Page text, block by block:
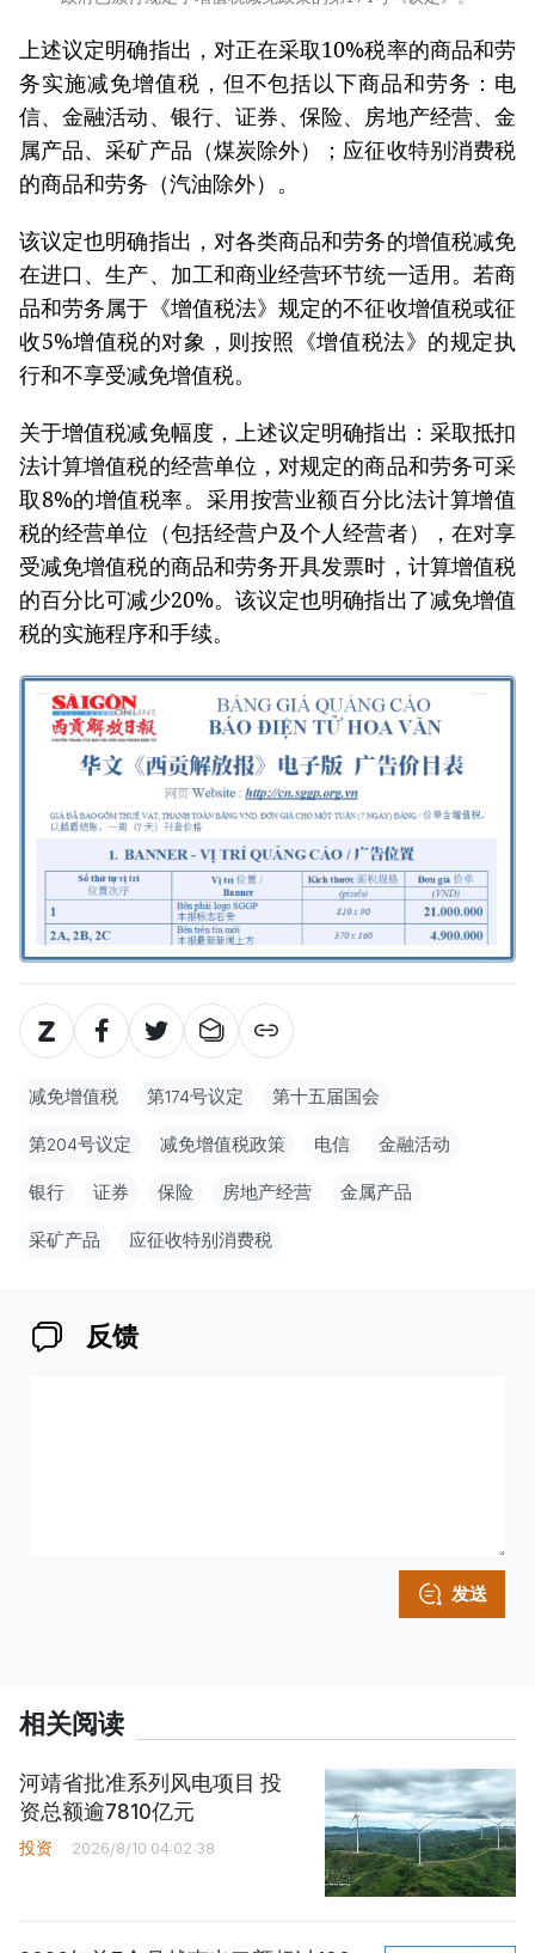
上述议定明确指出，对正在采取10%税率的商品和劳
务实施减免增值税，但不包括以下商品和劳务：电
信、金融活动、银行、证券、保险、房地产经营、金
属产品、采矿产品（煤炭除外）；应征收特别消费税
的商品和劳务（汽油除外）。
该议定也明确指出，对各类商品和劳务的增值税减免
在进口、生产、加工和商业经营环节统一适用。若商
品和劳务属于《增值税法》规定的不征收增值税或征
收5%增值税的对象，则按照《增值税法》的规定执
行和不享受减免增值税。
关于增值税减免幅度，上述议定明确指出：采取抵扣
法计算增值税的经营单位，对规定的商品和劳务可采
取8%的增值税率。采用按营业额百分比法计算增值
税的经营单位（包括经营户及个人经营者），在对享
受减免增值税的商品和劳务开具发票时，计算增值税
的百分比可减少20%。该议定也明确指出了减免增值
税的实施程序和手续。
减免增值税 第174号议定 第十五届国会
第204号议定 减免增值税政策 电信 金融活动
银行 证券 保险 房地产经营 金属产品
采矿产品 应征收特别消费税
反馈
发送
相关阅读
河靖省批准系列风电项目 投
资总额逾7810亿元
投资 2026/8/10 04:02:38